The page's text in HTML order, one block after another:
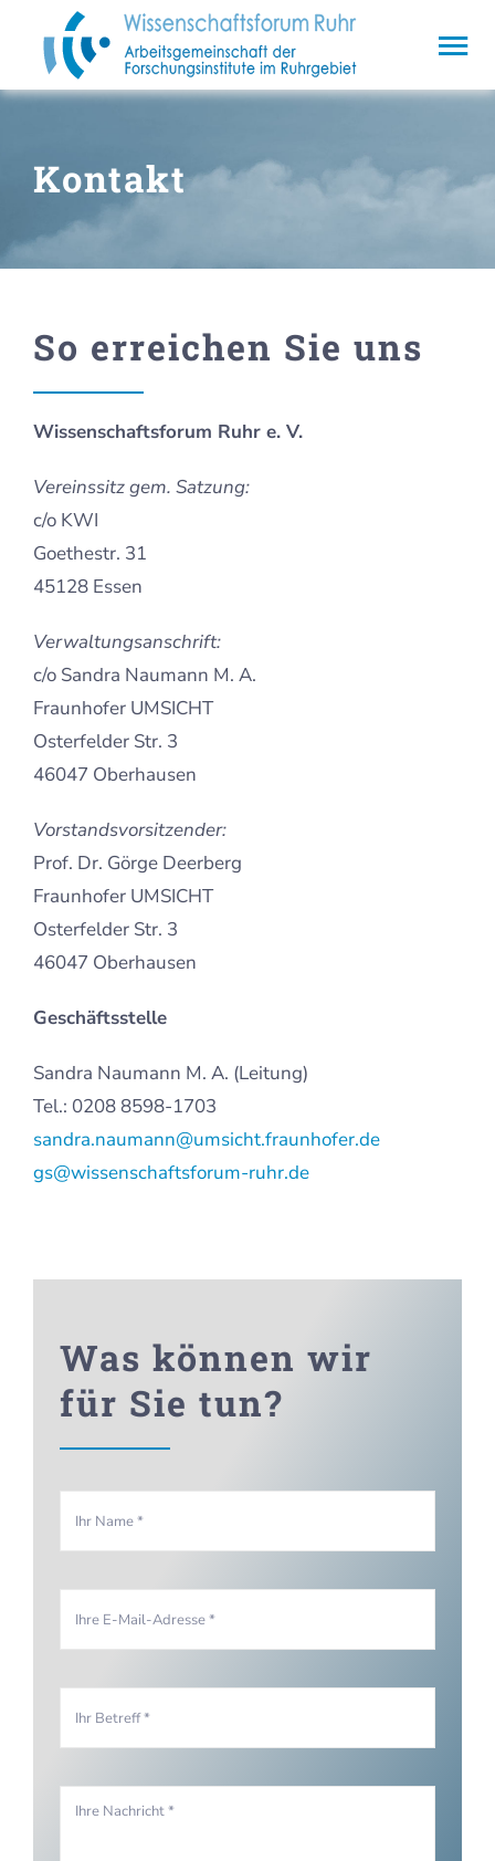
Inhalt
springen
Aktuelles
Kontakt
Kontakt
So erreichen Sie uns
Wissenschaftsforum Ruhr e. V.
Vereinssitz gem. Satzung:
c/o KWI
Goethestr. 31
45128 Essen
Verwaltungsanschrift:
c/o Sandra Naumann M. A.
Fraunhofer UMSICHT
Osterfelder Str. 3
46047 Oberhausen
Vorstandsvorsitzender:
Prof. Dr. Görge Deerberg
Fraunhofer UMSICHT
Osterfelder Str. 3
46047 Oberhausen
Geschäftsstelle
Sandra Naumann M. A. (Leitung)
Tel.: 0208 8598-1703
sandra.naumann@umsicht.fraunhofer.de
gs@wissenschaftsforum-ruhr.de
Was können wir
für Sie tun?